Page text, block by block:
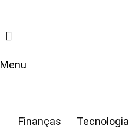
Menu
Finanças Tecnologia